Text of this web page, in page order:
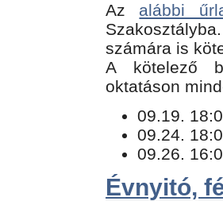
Az alábbi
számára is
​A kötelező
oktatáson
09.19.
09.24.
09.26.
Évnyitó,